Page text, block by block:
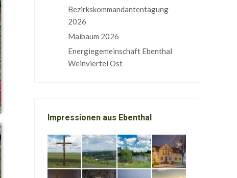
Bezirkskommandantentagung
2026
Maibaum 2026
Energiegemeinschaft Ebenthal
Weinviertel Ost
Impressionen aus Ebenthal